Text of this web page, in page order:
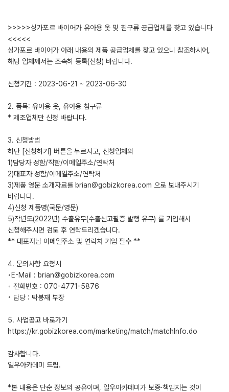
>>>>>싱가포르 바이어가 유아용 옷 및 침구류 공급업체를 찾고 있습니다
<<<<<
싱가포르 바이어가 아래 내용의 제품 공급업체를 찾고 있으니 참조하시어,
해당 업체께서는 조속히 등록(신청) 바랍니다.
신청기간 : 2023-06-21 ~ 2023-06-30
2. 품목: 유아용 옷, 유아용 침구류
* 제조업체만 신청 바랍니다.
3. 신청방법
하단 [신청하기] 버튼을 누르시고, 신청업체의
1)담당자 성함/직함/이메일주소/연락처
2)대표자 성함/이메일주소/연락처
3)제품 영문 소개자료를 brian@gobizkorea.com 으로 보내주시기
바랍니다.
4)신청 제품명(국문/영문)
5)작년도(2022년) 수출유무(수출신고필증 발행 유무) 를 기입해서
신청해주시면 검토 후 연락드리겠습니다.
** 대표자님 이메일주소 및 연락처 기입 필수 **
4. 문의사항 요청시
◦E-Mail : brian@gobizkorea.com
◦ 전화번호 : 070-4771-5876
◦ 담당 : 박봉재 부장
5. 사업공고 바로가기
https://kr.gobizkorea.com/marketing/match/matchInfo.do
감사합니다.
일우아카데미 드림.
*본 내용은 단순 정보의 공유이며, 일우아카데미가 보증·책임지는 것이